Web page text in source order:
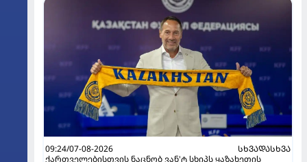
09:24/07-08-2026
ᲡᲮᲕᲐᲓᲐᲡᲮᲕᲐ
ქართველებისთვის ნაცნობ ვან'ტ სხიპს ყაზახეთის